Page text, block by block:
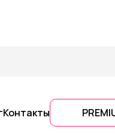
Контакты